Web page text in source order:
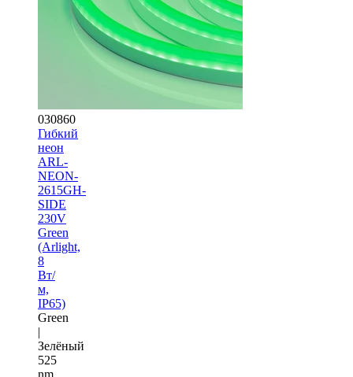
030860
Гибкий
неон
ARL-
NEON-
2615GH-
SIDE
230V
Green
(Arlight,
8
Вт/
м,
IP65)
Green
|
Зелёный
525
nm